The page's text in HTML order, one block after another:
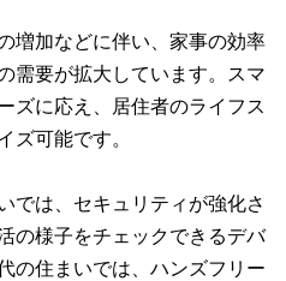
増加などに伴い、家事の効率
需要が拡大しています。スマ
ズに応え、居住者のライフス
ズ可能です。
では、セキュリティが強化さ
の様子をチェックできるデバ
の住まいでは、ハンズフリー